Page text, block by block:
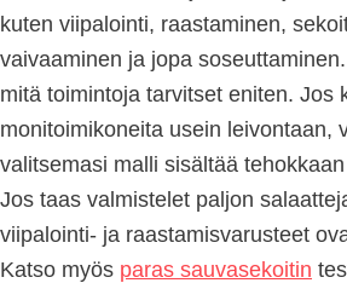
kuten viipalointi, raastaminen,
vaivaaminen ja jopa
mitä toimintoja tarvitset eniten. Jos
monitoimikoneita usein leivontaan,
valitsemasi malli sisältää
Jos taas valmistelet paljon
viipalointi- ja raastamisvarusteet
Katso myös paras sauvasekoitin